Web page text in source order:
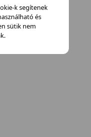
k segítenek
és
sütik nem